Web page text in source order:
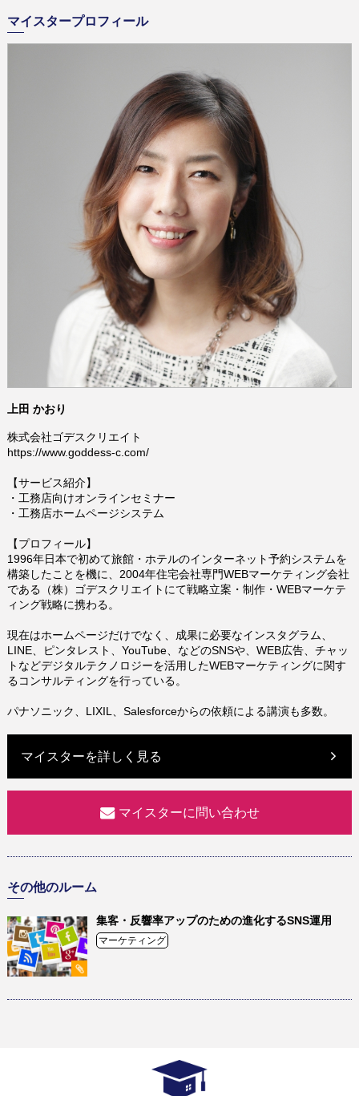
マイスタープロフィール
上田 かおり
株式会社ゴデスクリエイト
https://www.goddess-c.com/
【サービス紹介】
・ 工務店向けオンラインセミナー
・ 工務店ホームページシステム
【プロフィール】
1996年日本で初めて旅館・ホテルのインターネット予約システムを
構築したことを機に、2004年住宅会社専門WEBマーケティング会社
である（株）ゴデスクリエイトにて戦略立案・制作・WEBマーケテ
ィング戦略に携わる。
現在はホームページだけでなく、成果に必要なインスタグラム、
LINE、ピンタレスト、YouTube、などのSNSや、WEB広告、チャッ
トなどデジタルテクノロジーを活用したWEBマーケティングに関す
るコンサルティングを行っている。
パナソニック、LIXIL、Salesforceからの依頼による講演も多数。
マイスターを詳しく見る
マイスターに問い合わせ
その他のルーム
集客・反響率アップのための進化するSNS運用
マーケティング